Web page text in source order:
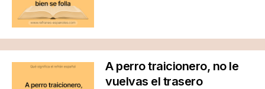
A perro traicionero, no le
vuelvas el trasero